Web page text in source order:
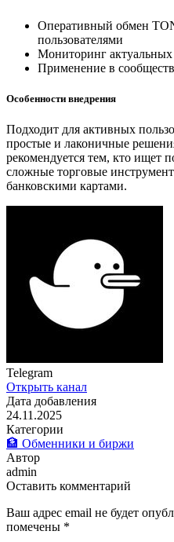
Оперативный обмен
пользователями
Мониторинг
Применение в
Особенности внедрения
Подходит для активных
простые и лаконичные
рекомендуется тем, кто ищет
сложные торговые
банковскими картами.
Telegram
Открыть канал
Дата добавления
24.11.2025
Категории
🏦 Обменники и биржи
Автор
admin
Оставить комментарий
Ваш адрес email не будет
помечены *